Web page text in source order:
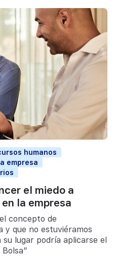
humanos
empresa
el miedo a
la empresa
concepto de
y que no estuviéramos
lugar podría aplicarse el